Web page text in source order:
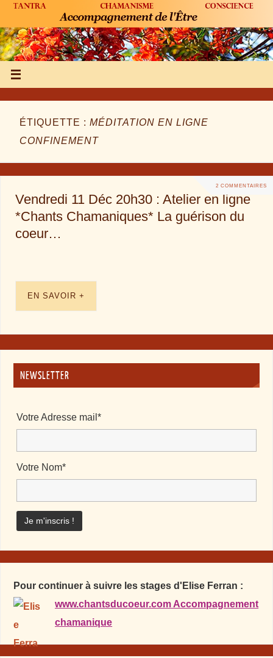
ÉTIQUETTE : MÉDITATION EN LIGNE
CONFINEMENT
2 COMMENTAIRES
Vendredi 11 Déc 20h30 : Atelier en ligne
*Chants Chamaniques* La guérison du
coeur…
EN SAVOIR +
NEWSLETTER
Votre Adresse mail*
Votre Nom*
Pour continuer à suivre les stages d'Elise Ferran :
www.chantsducoeur.com Accompagnement
chamanique